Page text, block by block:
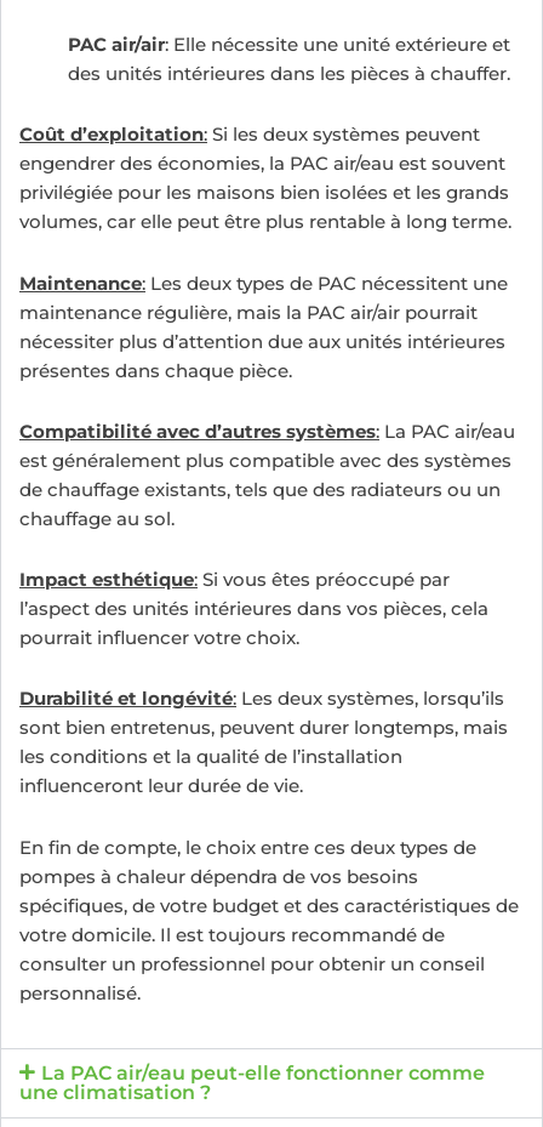
PAC air/air: Elle nécessite une unité extérieure et
des unités intérieures dans les pièces à chauffer.
Coût d’exploitation: Si les deux systèmes peuvent
engendrer des économies, la PAC air/eau est souvent
privilégiée pour les maisons bien isolées et les grands
volumes, car elle peut être plus rentable à long terme.
Maintenance: Les deux types de PAC nécessitent une
maintenance régulière, mais la PAC air/air pourrait
nécessiter plus d’attention due aux unités intérieures
présentes dans chaque pièce.
Compatibilité avec d’autres systèmes: La PAC air/eau
est généralement plus compatible avec des systèmes
de chauffage existants, tels que des radiateurs ou un
chauffage au sol.
Impact esthétique: Si vous êtes préoccupé par
l’aspect des unités intérieures dans vos pièces, cela
pourrait influencer votre choix.
Durabilité et longévité: Les deux systèmes, lorsqu’ils
sont bien entretenus, peuvent durer longtemps, mais
les conditions et la qualité de l’installation
influenceront leur durée de vie.
En fin de compte, le choix entre ces deux types de
pompes à chaleur dépendra de vos besoins
spécifiques, de votre budget et des caractéristiques de
votre domicile. Il est toujours recommandé de
consulter un professionnel pour obtenir un conseil
personnalisé.
La PAC air/eau peut-elle fonctionner comme
une climatisation ?